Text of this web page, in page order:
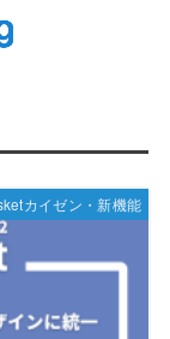
カイゼン・新機能